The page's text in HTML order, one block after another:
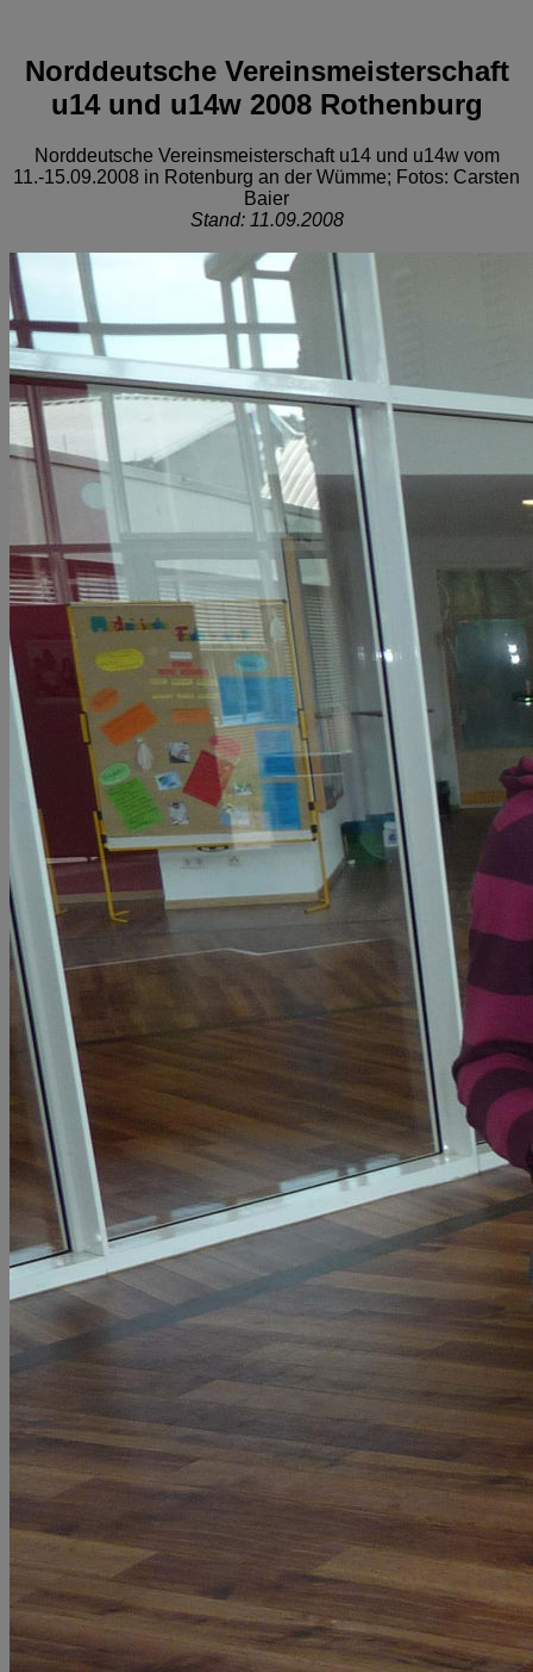
Norddeutsche Vereinsmeisterschaft
u14 und u14w 2008 Rothenburg
Norddeutsche Vereinsmeisterschaft u14 und u14w vom
11.-15.09.2008 in Rotenburg an der Wümme; Fotos: Carsten
Baier
Stand: 11.09.2008